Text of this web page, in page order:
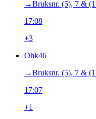
→‎Bruksnr. (5), 7 &
17:08
+3
Ohk46
→‎Bruksnr. (5), 7 &
17:07
+1